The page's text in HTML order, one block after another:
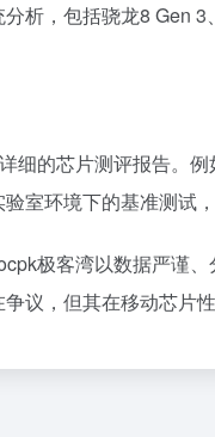
析，包括骁龙8 Gen
细的芯片测评报告。
室环境下的基准测试
极客湾以数据严谨
议，但其在移动芯片